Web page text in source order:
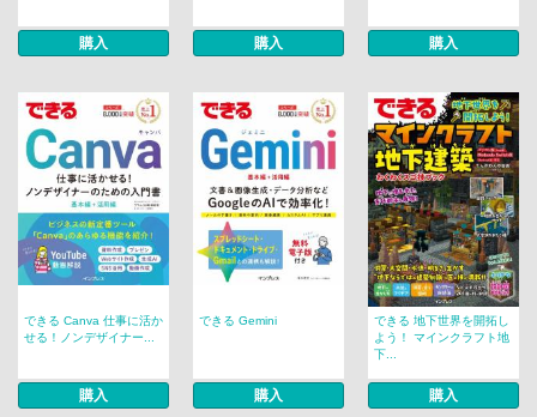
購入 購入 購入
できる Canva 仕事に活か
せる！ノンデザイナー...
購入
できる Gemini
購入
できる 地下世界を開拓し
よう！ マインクラフト地
下...
購入